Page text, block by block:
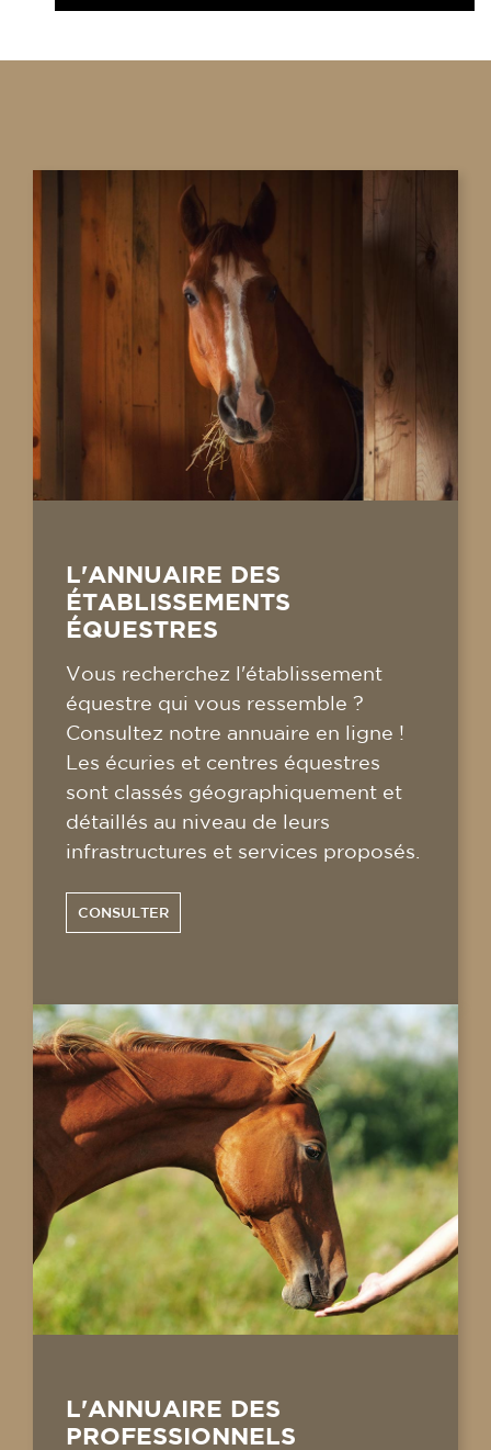
L'ANNUAIRE DES
ÉTABLISSEMENTS
ÉQUESTRES
Vous recherchez l'établissement
équestre qui vous ressemble ?
Consultez notre annuaire en ligne !
Les écuries et centres équestres
sont classés géographiquement et
détaillés au niveau de leurs
infrastructures et services proposés.
CONSULTER
L'ANNUAIRE DES
PROFESSIONNELS